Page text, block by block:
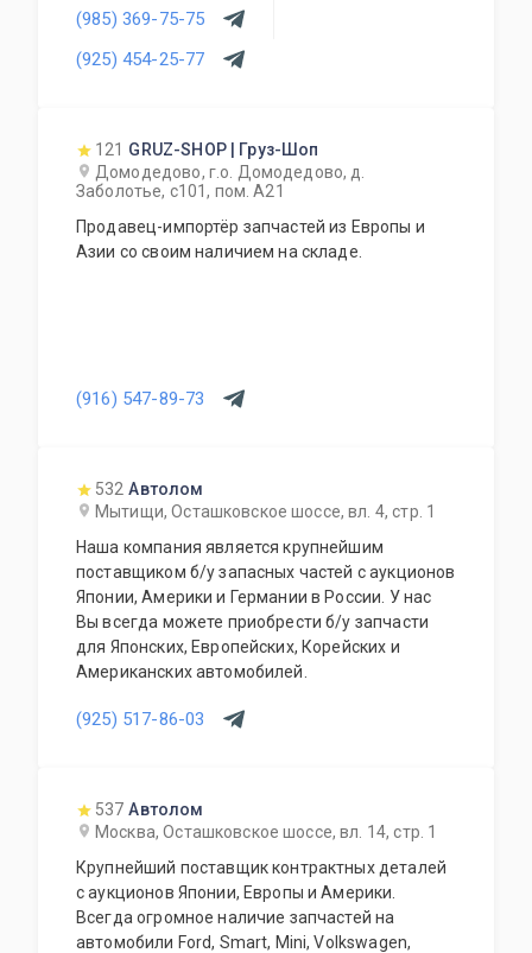
(985) 369-75-75
(925) 454-25-77
121 GRUZ-SHOP | Груз-Шоп
Домодедово, г.о. Домодедово, д.
Заболотье, с101, пом. А21
Продавец-импортёр запчастей из Европы и
Азии со своим наличием на складе.
(916) 547-89-73
532 Автолом
Мытищи, Осташковское шоссе, вл. 4, стр. 1
Наша компания является крупнейшим
поставщиком б/у запасных частей с аукционов
Японии, Америки и Германии в России. У нас
Вы всегда можете приобрести б/у запчасти
для Японских, Европейских, Корейских и
Американских автомобилей.
(925) 517-86-03
537 Автолом
Москва, Осташковское шоссе, вл. 14, стр. 1
Крупнейший поставщик контрактных деталей
с аукционов Японии, Европы и Америки.
Всегда огромное наличие запчастей на
автомобили Ford, Smart, Mini, Volkswagen,